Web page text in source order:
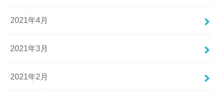
2021年4月
2021年3月
2021年2月